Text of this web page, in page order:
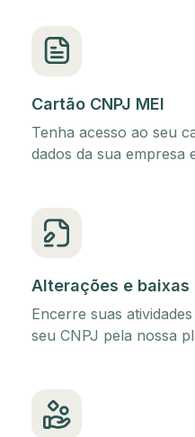
Cartão CNPJ MEI
Tenha acesso ao seu
dados da sua empresa
Alterações e baixas
Encerre suas
seu CNPJ pela nossa